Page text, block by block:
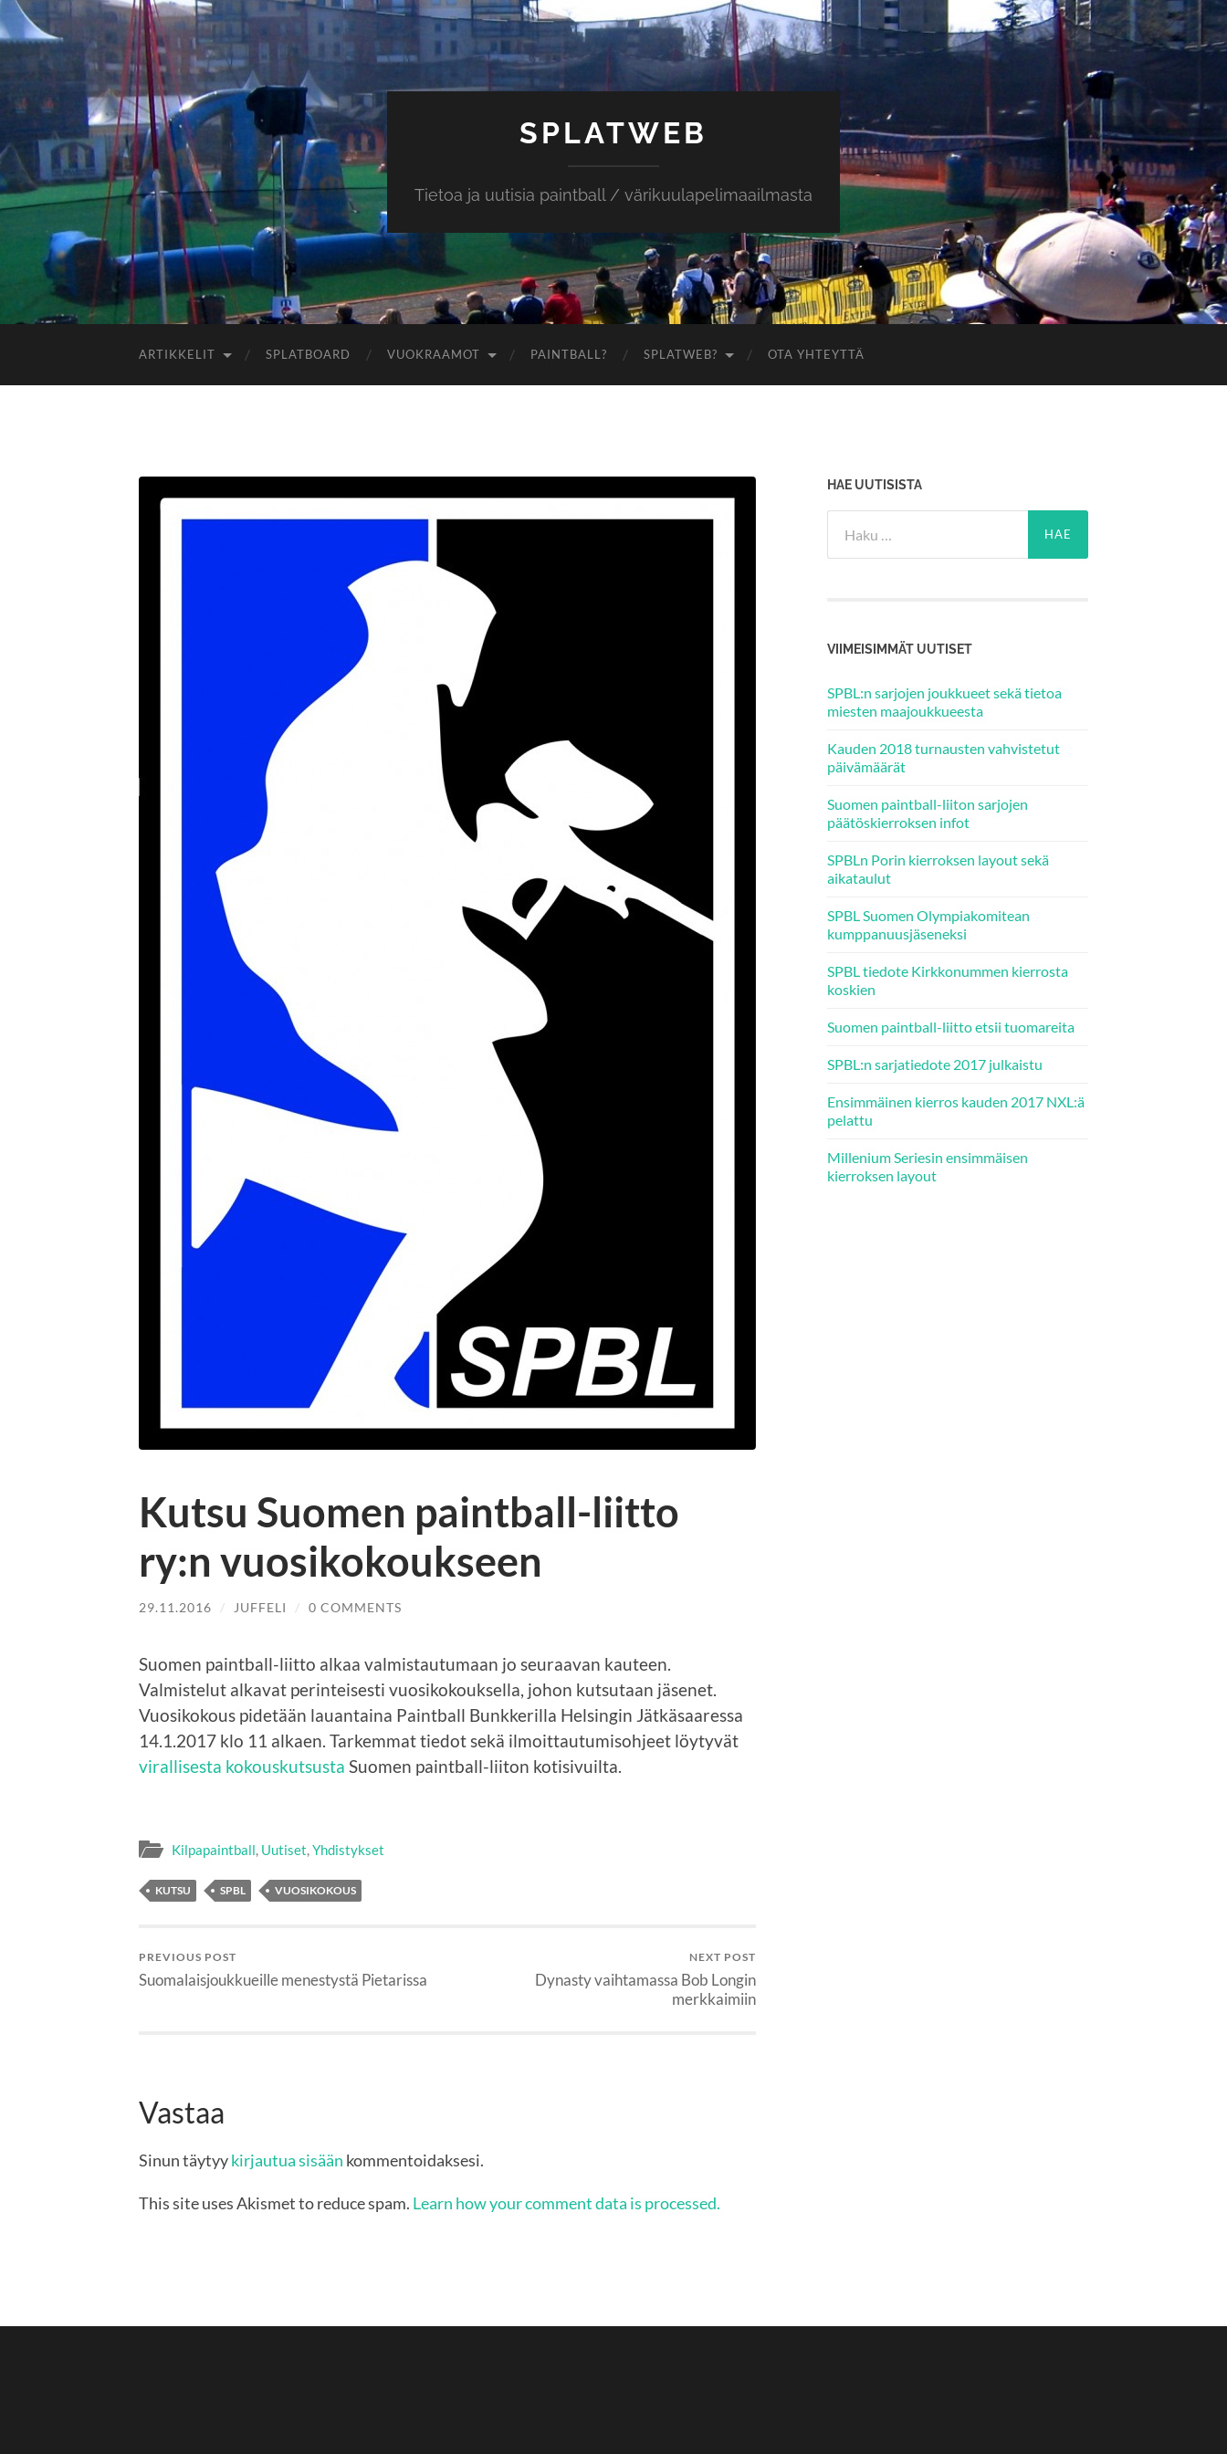
SPLATWEB
Tietoa ja uutisia paintball / värikuulapelimaailmasta
ARTIKKELIT SPLATBOARD VUOKRAAMOT PAINTBALL? SPLATWEB? OTA YHTEYTTÄ
Kutsu Suomen paintball-liitto
ry:n vuosikokoukseen
29.11.2016 / JUFFELI / 0 COMMENTS
Suomen paintball-liitto alkaa valmistautumaan jo seuraavan kauteen.
Valmistelut alkavat perinteisesti vuosikokouksella, johon kutsutaan jäsenet.
Vuosikokous pidetään lauantaina Paintball Bunkkerilla Helsingin Jätkäsaaressa
14.1.2017 klo 11 alkaen. Tarkemmat tiedot sekä ilmoittautumisohjeet löytyvät
virallisesta kokouskutsusta Suomen paintball-liiton kotisivuilta.
Kilpapaintball, Uutiset,Yhdistykset
KUTSU SPBL VUOSIKOKOUS
PREVIOUS POST
Suomalaisjoukkueille menestystä Pietarissa
NEXT POST
Dynasty vaihtamassa Bob Longin
merkkaimiin
Vastaa
Sinun täytyykirjautua sisään kommentoidaksesi.
This site uses Akismet to reduce spam. Learn how your comment data is processed.
HAE UUTISISTA
VIIMEISIMMÄT UUTISET
SPBL:n sarjojen joukkueet sekä tietoa
miesten maajoukkueesta
Kauden 2018 turnausten vahvistetut
päivämäärät
Suomen paintball-liiton sarjojen
päätöskierroksen infot
SPBLn Porin kierroksen layout sekä
aikataulut
SPBL Suomen Olympiakomitean
kumppanuusjäseneksi
SPBL tiedote Kirkkonummen kierrosta
koskien
Suomen paintball-liitto etsii tuomareita
SPBL:n sarjatiedote 2017 julkaistu
Ensimmäinen kierros kauden 2017 NXL:ä
pelattu
Millenium Seriesin ensimmäisen
kierroksen layout